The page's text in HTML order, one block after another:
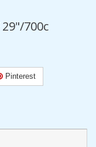
700c
Pinterest